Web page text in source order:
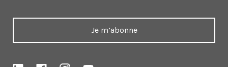
Je m’abonne